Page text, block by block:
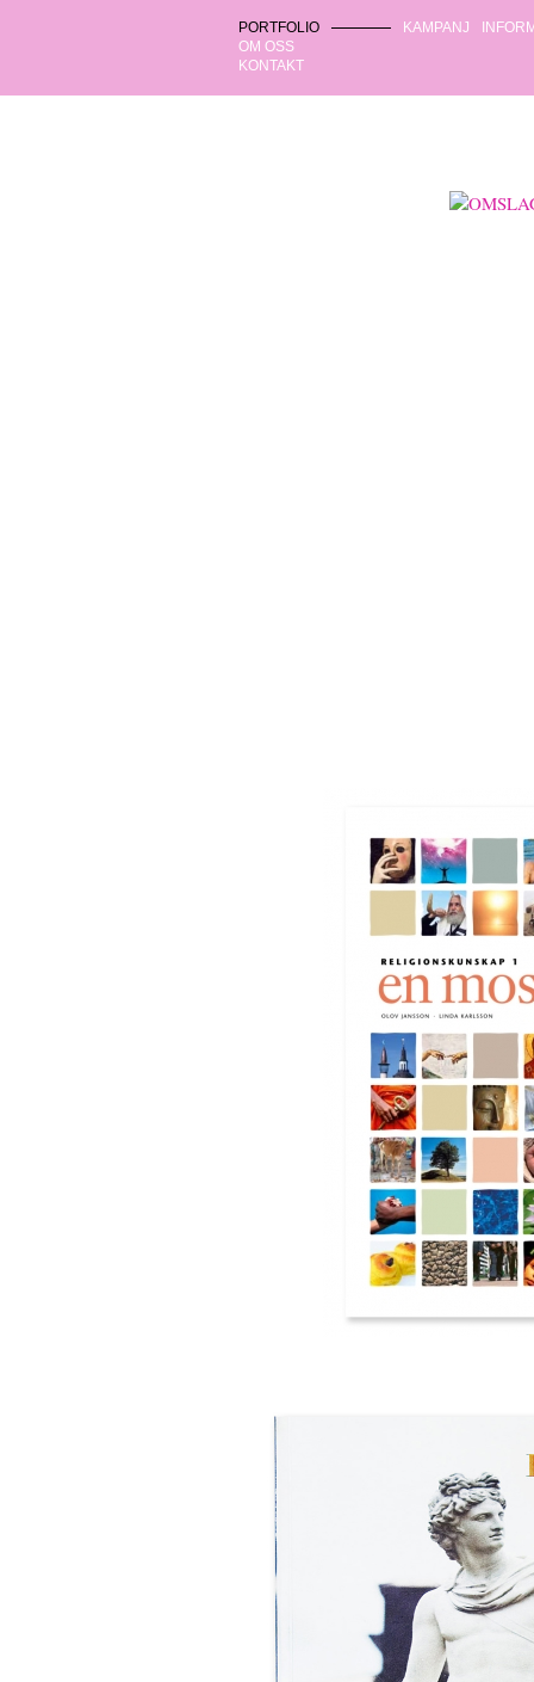
PORTFOLIO KAMPANJ
OM OSS
KONTAKT